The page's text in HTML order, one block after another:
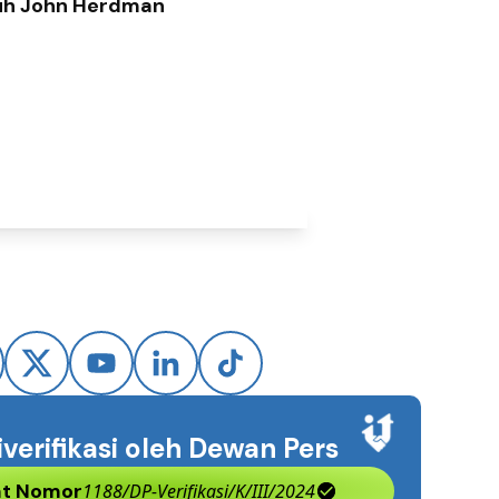
oleh Dewan Pers
Nomor1188/DP-Verifikasi/K/III/2024